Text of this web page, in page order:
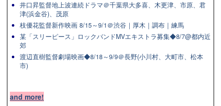
井口昇監督地上波連続ドラマ＠千葉県大多喜、木更津、市原、君
津(浜金谷)、茂原
枝優花監督新作映画 8/15～9/1＠渋谷｜厚木｜調布｜練馬
某「スリーピース」ロックバンドMVエキストラ募集◆8/7@都内近
郊
渡辺直樹監督劇場映画◆8/18～9/9＠長野(小川村、大町市、松本
市)
and more!